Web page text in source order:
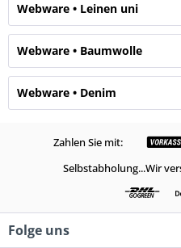
Webware • Leinen uni
Webware • Baumwolle
Webware • Denim
Zahlen Sie mit:
Selbstabholung...Wir
Folge uns